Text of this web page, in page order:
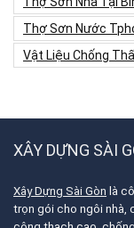
Thợ Sơn Nước
Vật Liệu Chống
XÂY DỰNG SÀI
Xây Dựng Sài Gòn là
trọn gói cho ngôi nhà,